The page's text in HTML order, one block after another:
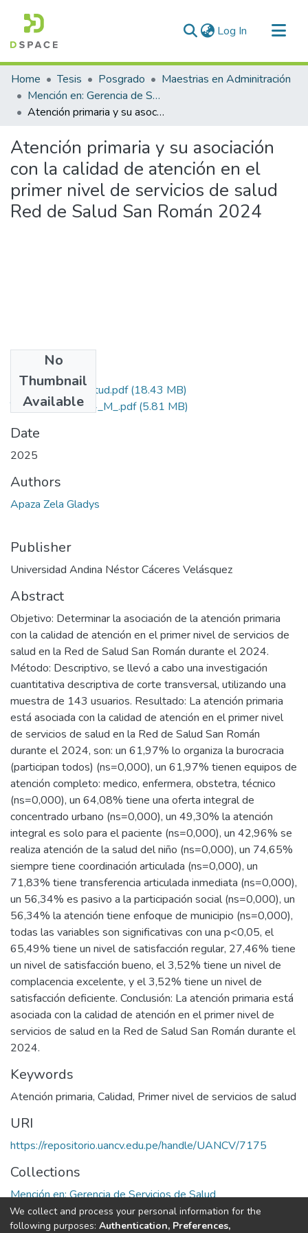
Log In (current)
Communities & Collections
All of DSpace
Statistics
Home Tesis Posgrado
Maestrias en Adminitración
Mención en: Gerencia de Servicios de Salud
Atención primaria y su asociación con la calidad de atención en el primer nivel de servicios de salud Red de Salud San Román 2024
Atención primaria y su asociación
con la calidad de atención en el
primer nivel de servicios de salud
Red de Salud San Román 2024
No
Thumbnail
Available
Grado de Similitud.pdf(18.43 MB)
T036_02428544_M_.pdf(5.81 MB)
Date
2025
Authors
Apaza Zela Gladys
Publisher
Universidad Andina Néstor Cáceres Velásquez
Abstract
Objetivo: Determinar la asociación de la atención primaria
con la calidad de atención en el primer nivel de servicios de
salud en la Red de Salud San Román durante el 2024.
Método: Descriptivo, se llevó a cabo una investigación
cuantitativa descriptiva de corte transversal, utilizando una
muestra de 143 usuarios. Resultado: La atención primaria
está asociada con la calidad de atención en el primer nivel
de servicios de salud en la Red de Salud San Román
durante el 2024, son: un 61,97% lo organiza la burocracia
(participan todos) (ns=0,000), un 61,97% tienen equipos de
atención completo: medico, enfermera, obstetra, técnico
(ns=0,000), un 64,08% tiene una oferta integral de
concentrado urbano (ns=0,000), un 49,30% la atención
integral es solo para el paciente (ns=0,000), un 42,96% se
realiza atención de la salud del niño (ns=0,000), un 74,65%
siempre tiene coordinación articulada (ns=0,000), un
71,83% tiene transferencia articulada inmediata (ns=0,000),
un 56,34% es pasivo a la participación social (ns=0,000), un
56,34% la atención tiene enfoque de municipio (ns=0,000),
todas las variables son significativas con una p<0,05, el
65,49% tiene un nivel de satisfacción regular, 27,46% tiene
un nivel de satisfacción bueno, el 3,52% tiene un nivel de
complacencia excelente, y el 3,52% tiene un nivel de
satisfacción deficiente. Conclusión: La atención primaria está
asociada con la calidad de atención en el primer nivel de
servicios de salud en la Red de Salud San Román durante el
2024.
Keywords
Atención primaria, Calidad, Primer nivel de servicios de salud
URI
https://repositorio.uancv.edu.pe/handle/UANCV/7175
Collections
Mención en: Gerencia de Servicios de Salud
Full item page
We collect and process your personal information for the
following purposes: Authentication, Preferences,